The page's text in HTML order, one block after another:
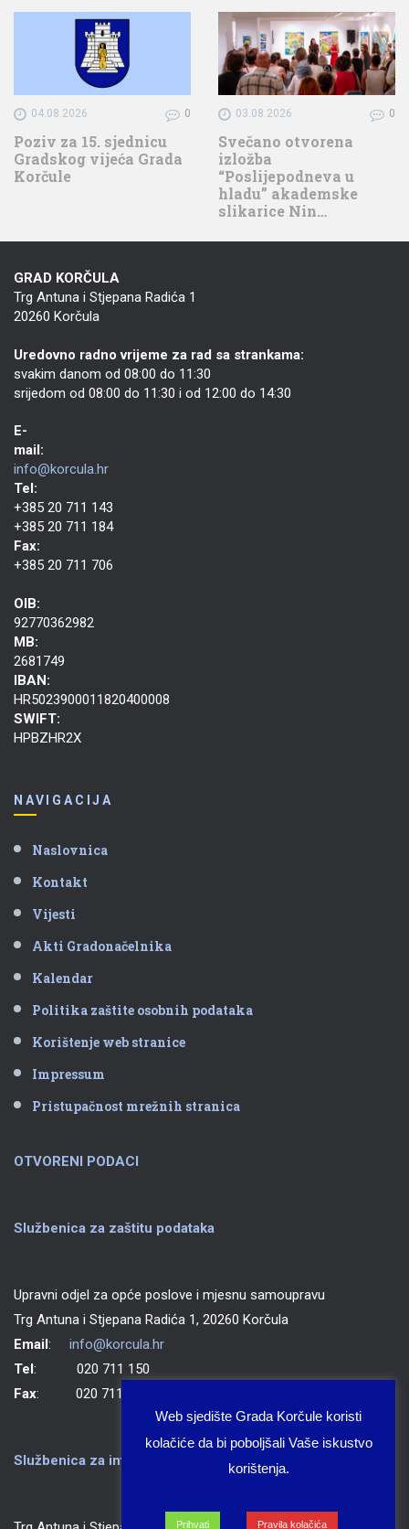
04.08.2026 0
Poziv za 15. sjednicu
Gradskog vijeća Grada
Korčule
03.08.2026 0
Svečano otvorena
izložba
“Poslijepodneva u
hladu” akademske
slikarice Nin…
GRAD KORČULA
Trg Antuna i Stjepana Radića 1
20260 Korčula
Uredovno radno vrijeme za rad sa strankama:
svakim danom od 08:00 do 11:30
srijedom od 08:00 do 11:30 i od 12:00 do 14:30
E-
mail:
info@korcula.hr
Tel:
+385 20 711 143
+385 20 711 184
Fax:
+385 20 711 706
OIB:
92770362982
MB:
2681749
IBAN:
HR5023900011820400008
SWIFT:
HPBZHR2X
NAVIGACIJA
Naslovnica
Kontakt
Vijesti
Akti Gradonačelnika
Kalendar
Politika zaštite osobnih podataka
Korištenje web stranice
Impressum
Pristupačnost mrežnih stranica
OTVORENI PODACI
Službenica za zaštitu podataka
Upravni odjel za opće poslove i mjesnu samoupravu
Trg Antuna i Stjepana Radića 1, 20260 Korčula
Email: info@korcula.hr
Tel: 020 711 150
Fax: 020 711 702
Službenica za informiranje Grada Korčule
Web sjedište Grada Korčule koristi
kolačiće da bi poboljšali Vaše iskustvo
korištenja.
Prihvati Pravila kolačića